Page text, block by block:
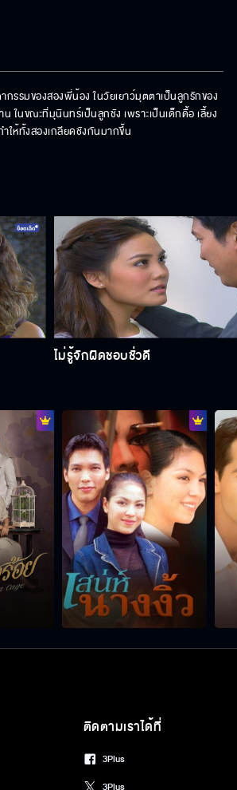
รรมของสองพี่น้อง ในวัยเยาว์มุตตาเป็นลูกรักของ
ในขณะที่มุนินทร์เป็นลูกชัง เพราะเป็นเด็กดื้อ เลี้ยง
ให้ทั้งสองเกลียดชังกันมากขึ้น
ไม่รู้จักผิดชอบชั่วดี
ติดตามเราได้ที่
3Plus